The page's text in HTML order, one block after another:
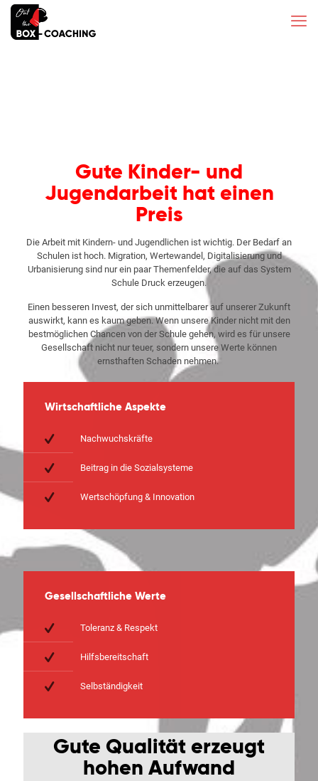
Gute Kinder- und
Jugendarbeit hat einen
Preis
Die Arbeit mit Kindern- und Jugendlichen ist wichtig. Der Bedarf an
Schulen ist hoch. Migration, Wertewandel, Digitalisierung und
Urbanisierung sind nur ein paar Themenfelder, die auf das System
Schule Druck erzeugen.
Einen besseren Invest, der sich unmittelbarer auf unserer Zukunft
auswirkt, kann es kaum geben. Wenn unsere Kinder nicht mit den
bestmöglichen Chancen von der Schule gehen, wird es für unsere
Gesellschaft nicht nur teuer, sondern unsere Werte können
ernsthaften Schaden nehmen.
Wirtschaftliche Aspekte
Nachwuchskräfte
Beitrag in die Sozialsysteme
Wertschöpfung & Innovation
Gesellschaftliche Werte
Toleranz & Respekt
Hilfsbereitschaft
Selbständigkeit
Gute Qualität erzeugt
hohen Aufwand